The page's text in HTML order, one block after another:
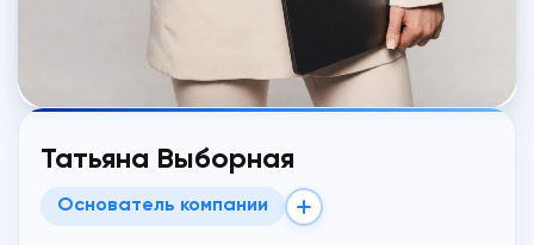
Татьяна Выборная
Основатель компании